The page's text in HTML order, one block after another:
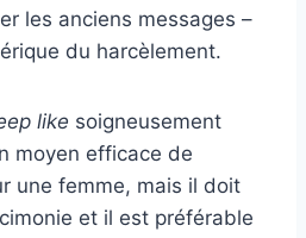
les anciens messages –
du harcèlement.
like soigneusement
moyen efficace de
une femme, mais il doit
et il est préférable